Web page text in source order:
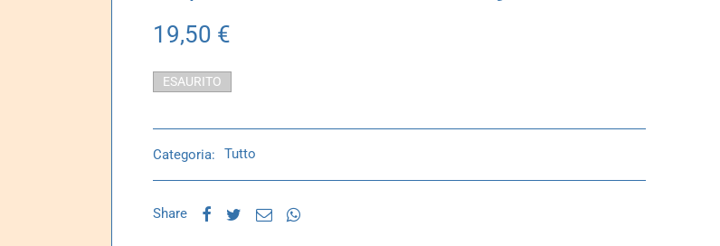
19,50 €
ESAURITO
Categoria: Tutto
Share